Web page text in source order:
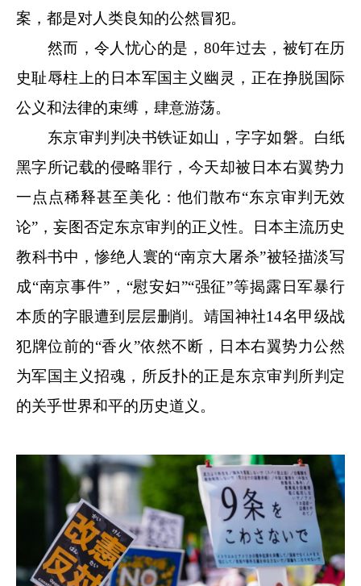
案，都是对人类良知的公然冒犯。
然而，令人忧心的是，80年过去，被钉在历
史耻辱柱上的日本军国主义幽灵，正在挣脱国际
公义和法律的束缚，肆意游荡。
东京审判判决书铁证如山，字字如磐。白纸
黑字所记载的侵略罪行，今天却被日本右翼势力
一点点稀释甚至美化：他们散布“东京审判无效
论”，妄图否定东京审判的正义性。日本主流历史
教科书中，惨绝人寰的“南京大屠杀”被轻描淡写
成“南京事件”，“慰安妇”“强征”等揭露日军暴行
本质的字眼遭到层层删削。靖国神社14名甲级战
犯牌位前的“香火”依然不断，日本右翼势力公然
为军国主义招魂，所反扑的正是东京审判所判定
的关乎世界和平的历史道义。